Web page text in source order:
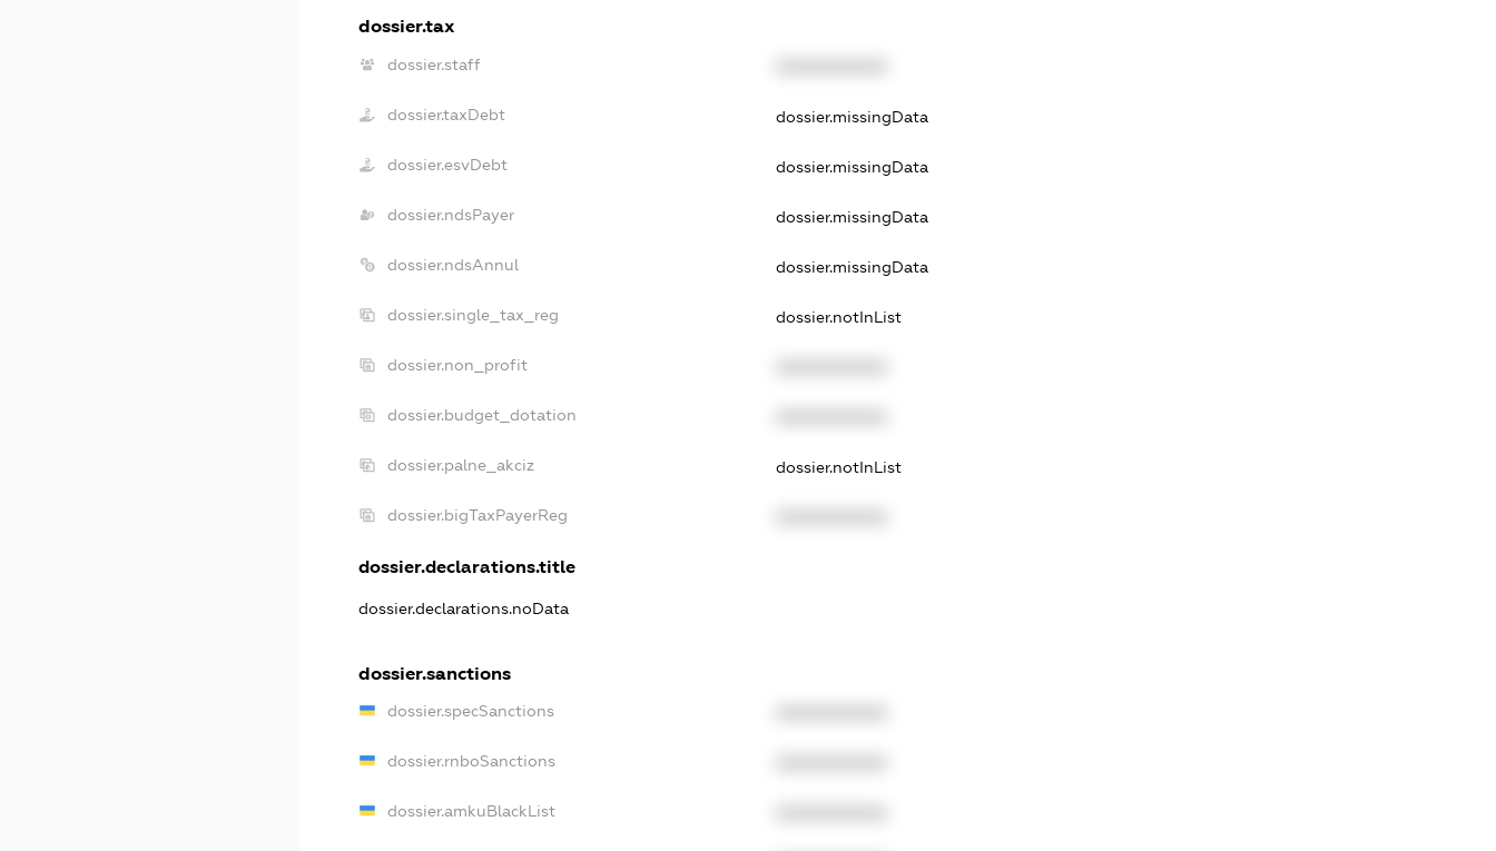
dossier.tax
dossier.staff
dossier.taxDebt dossier.missingData
dossier.esvDebt dossier.missingData
dossier.ndsPayer dossier.missingData
dossier.ndsAnnul dossier.missingData
dossier.single_tax_reg dossier.notInList
dossier.non_profit
dossier.budget_dotation
dossier.palne_akciz dossier.notInList
dossier.bigTaxPayerReg
dossier.declarations.title
dossier.declarations.noData
dossier.sanctions
dossier.specSanctions
dossier.rnboSanctions
dossier.amkuBlackList